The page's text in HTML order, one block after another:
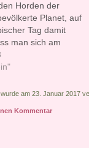
Horden der
Planet, auf
Tag damit
man sich am
wieder die Decke
ziehen würde.
in unserer Rubrik mit
am 23. Januar 2017
Kommentar